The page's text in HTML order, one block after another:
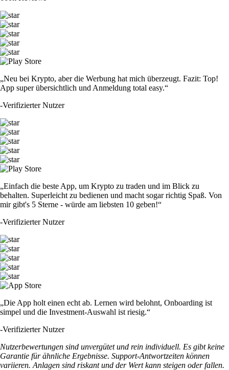
„Neu bei Krypto, aber die Werbung hat mich überzeugt. Fazit: Top!
App super übersichtlich und Anmeldung total easy.“
-Verifizierter Nutzer
„Einfach die beste App, um Krypto zu traden und im Blick zu
behalten. Superleicht zu bedienen und macht sogar richtig Spaß. Von
mir gibt's 5 Sterne - würde am liebsten 10 geben!“
-Verifizierter Nutzer
„Die App holt einen echt ab. Lernen wird belohnt, Onboarding ist
simpel und die Investment-Auswahl ist riesig.“
-Verifizierter Nutzer
Nutzerbewertungen sind unvergütet und rein individuell. Es gibt keine
Garantie für ähnliche Ergebnisse. Support-Antwortzeiten können
variieren. Anlagen sind riskant und der Wert kann steigen oder fallen.